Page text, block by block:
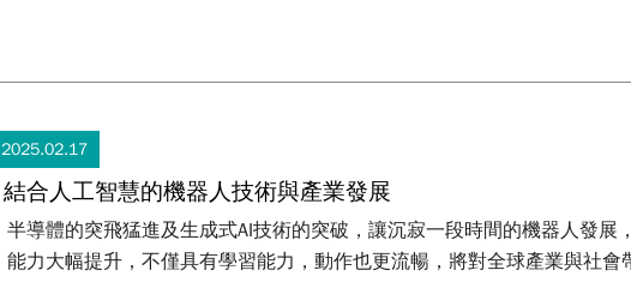
2025.02.17
結合人工智慧的機器人技術與產業發展
半導體的突飛猛進及生成式AI技術的突破，讓沉寂一段時間的機器人發
能力大幅提升，不僅具有學習能力，動作也更流暢，將對全球產業與社會